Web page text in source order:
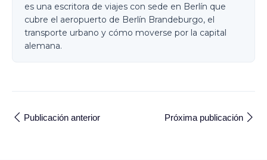
es una escritora de viajes con sede en Berlín que
cubre el aeropuerto de Berlín Brandeburgo, el
transporte urbano y cómo moverse por la capital
alemana.
Publicación anterior Próxima publicación